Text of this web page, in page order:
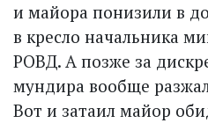
и майора понизили в
в кресло начальника
РОВД. А позже за
мундира вообще
Вот и затаил майор